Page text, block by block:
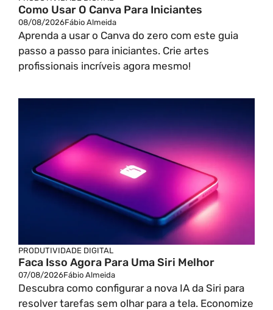
Como Usar O Canva Para Iniciantes
08/08/2026Fábio Almeida
Aprenda a usar o Canva do zero com este guia
passo a passo para iniciantes. Crie artes
profissionais incríveis agora mesmo!
PRODUTIVIDADE DIGITAL
Faca Isso Agora Para Uma Siri Melhor
07/08/2026Fábio Almeida
Descubra como configurar a nova IA da Siri para
resolver tarefas sem olhar para a tela. Economize